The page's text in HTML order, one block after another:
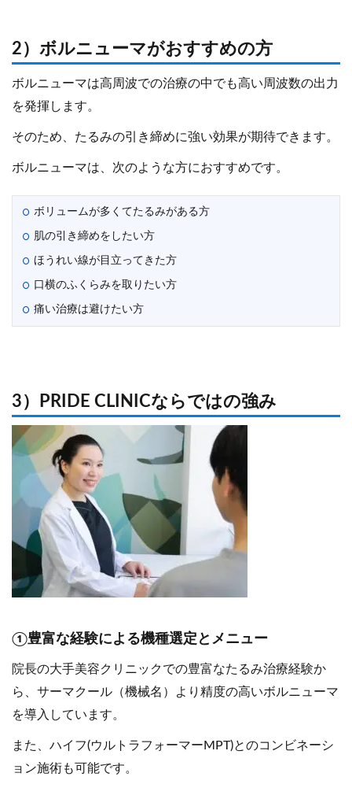
2）ボルニューマがおすすめの方
ボルニューマは高周波での治療の中でも高い周波数の出力
を発揮します。
そのため、たるみの引き締めに強い効果が期待できます。
ボルニューマは、次のような方におすすめです。
ボリュームが多くてたるみがある方
肌の引き締めをしたい方
ほうれい線が目立ってきた方
口横のふくらみを取りたい方
痛い治療は避けたい方
3）PRIDE CLINICならではの強み
①豊富な経験による機種選定とメニュー
院長の大手美容クリニックでの豊富なたるみ治療経験か
ら、サーマクール（機械名）より精度の高いボルニューマ
を導入しています。
また、ハイフ(ウルトラフォーマーMPT)とのコンビネーシ
ョン施術も可能です。